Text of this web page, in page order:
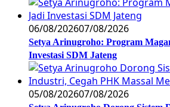
06/08/202607/08/2026
Setya Arinugroho: Program
Investasi SDM Jateng
05/08/202607/08/2026